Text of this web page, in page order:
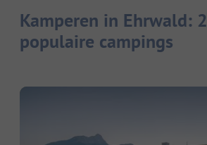
Kamperen in Ehrwald: 2
populaire campings